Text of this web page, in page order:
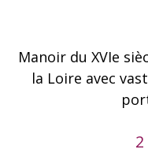
Manoir du XVIe
la Loire avec